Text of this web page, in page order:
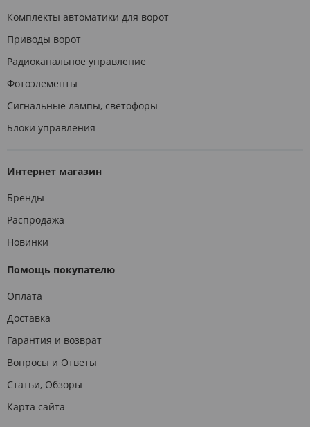
Комплекты автоматики для ворот
Приводы ворот
Радиоканальное управление
Фотоэлементы
Сигнальные лампы, светофоры
Блоки управления
Интернет магазин
Бренды
Распродажа
Новинки
Помощь покупателю
Оплата
Доставка
Гарантия и возврат
Вопросы и Ответы
Статьи, Обзоры
Карта сайта